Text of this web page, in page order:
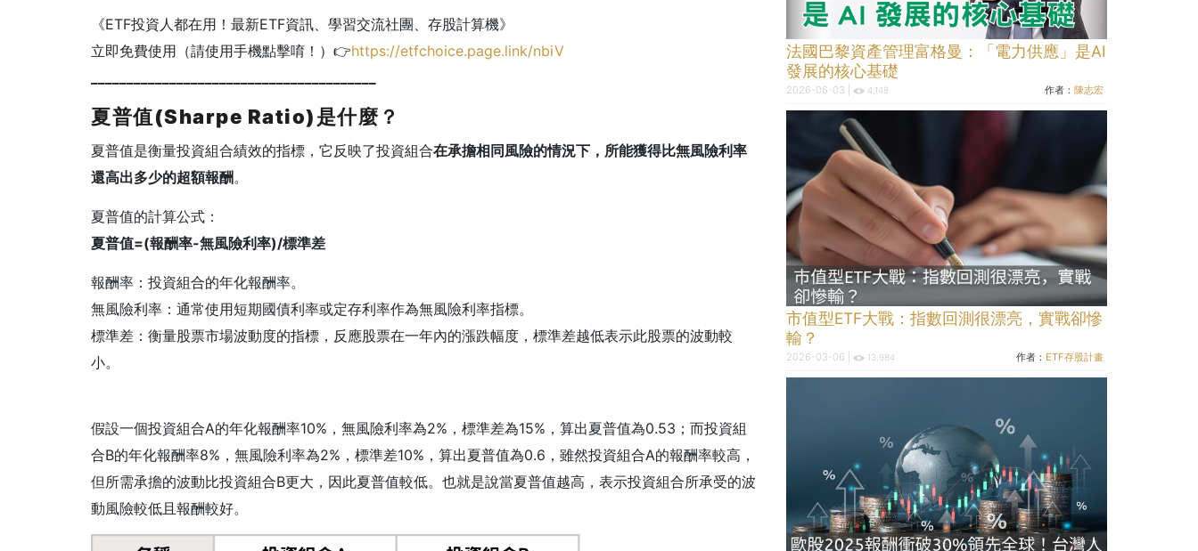
《ETF投資人都在用！最新ETF資訊、學習交流社團、存股計算機》
立即免費使用（請使用手機點擊唷！）👉https://etfchoice.page.link/nbiV
夏普值(Sharpe Ratio)是什麼？
夏普值是衡量投資組合績效的指標，它反映了投資組合在承擔相同風險的情況下，所能獲得比無風險利率
還高出多少的超額報酬。
夏普值的計算公式：
夏普值=(報酬率-無風險利率)/標準差
報酬率：投資組合的年化報酬率。
無風險利率：通常使用短期國債利率或定存利率作為無風險利率指標。
標準差：衡量股票市場波動度的指標，反應股票在一年內的漲跌幅度，標準差越低表示此股票的波動較
小。
假設一個投資組合A的年化報酬率10%，無風險利率為2%，標準差為15%，算出夏普值為0.53；而投資組
合B的年化報酬率8%，無風險利率為2%，標準差10%，算出夏普值為0.6，雖然投資組合A的報酬率較高，
但所需承擔的波動比投資組合B更大，因此夏普值較低。也就是說當夏普值越高，表示投資組合所承受的波
動風險較低且報酬較好。
法國巴黎資產管理富格曼：「電力供應」是AI
發展的核心基礎
2026-06-03 | 4,148 作者：陳志宏
市值型ETF大戰：指數回測很漂亮，實戰卻慘
輸？
2026-03-06 | 13,984 作者： ETF存股計畫